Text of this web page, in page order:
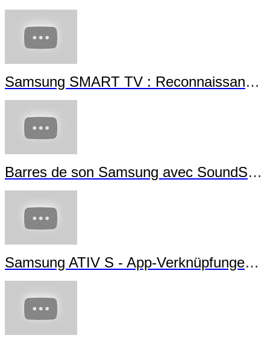
Samsung SMART TV : Reconnaissance Gestuelle
Barres de son Samsung avec SoundShare
Samsung ATIV S - App-Verknüpfungen erstellen